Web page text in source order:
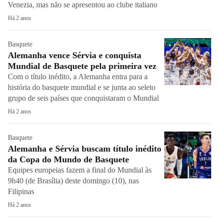
Venezia, mas não se apresentou ao clube italiano
Há 2 anos
Basquete
Alemanha vence Sérvia e conquista
Mundial de Basquete pela primeira vez
Com o título inédito, a Alemanha entra para a
história do basquete mundial e se junta ao seleto
grupo de seis países que conquistaram o Mundial
Há 2 anos
Basquete
Alemanha e Sérvia buscam título inédito
da Copa do Mundo de Basquete
Equipes europeias fazem a final do Mundial às
9h40 (de Brasília) deste domingo (10), nas
Filipinas
Há 2 anos